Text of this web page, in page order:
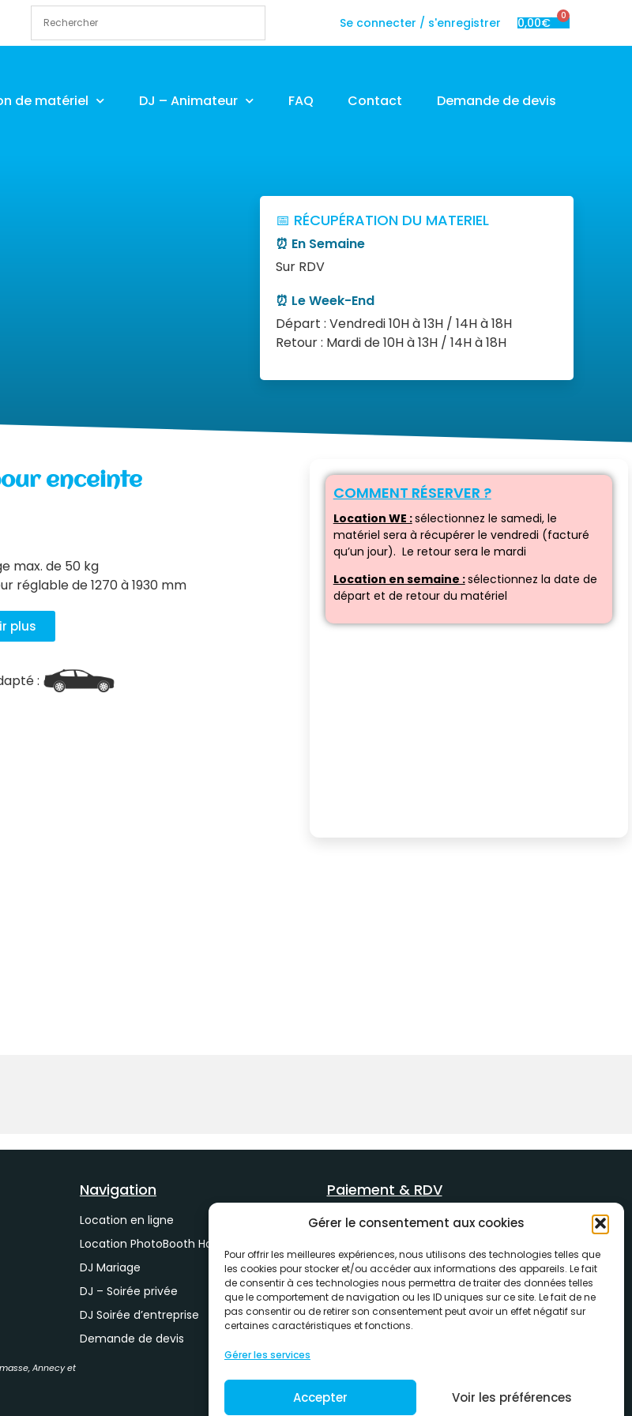
Gérer le consentement aux cookies
Pour offrir les meilleures expériences, nous utilisons des technologies telles que
les cookies pour stocker et/ou accéder aux informations des appareils. Le fait
de consentir à ces technologies nous permettra de traiter des données telles
que le comportement de navigation ou les ID uniques sur ce site. Le fait de ne
pas consentir ou de retirer son consentement peut avoir un effet négatif sur
certaines caractéristiques et fonctions.
Gérer les services
Accepter Voir les préférences
Se connecter / s'enregistrer 0,00€ 0
de matériel DJ – Animateur FAQ Contact Demande de devis
📅 RÉCUPÉRATION DU MATERIEL
⏰ En Semaine
Sur RDV
⏰ Le Week-End
Départ : Vendredi 10H à 13H / 14H à 18H
Retour : Mardi de 10H à 13H / 14H à 18H
enceinte
max. de 50 kg
réglable de 1270 à 1930 mm
plus
:
COMMENT RÉSERVER ?
Location WE :sélectionnez le samedi, le
matériel sera à récupérer le vendredi (facturé
qu’un jour). Le retour sera le mardi
Location en semaine :sélectionnez la date de
départ et de retour du matériel
Annecy et
Navigation
Location en ligne
Location PhotoBooth Haute-Savoie
DJ Mariage
DJ – Soirée privée
DJ Soirée d’entreprise
Demande de devis
Paiement & RDV
Lien de paiement